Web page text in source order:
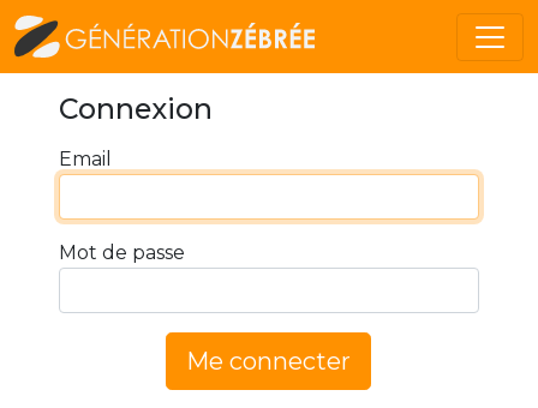
Connexion
Email
Mot de passe
Me connecter